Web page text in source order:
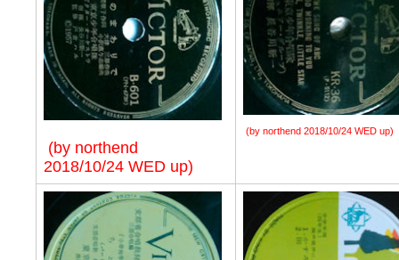
(by northend
2018/10/24 WED up)
(by northend 2018/10/24 WED up)